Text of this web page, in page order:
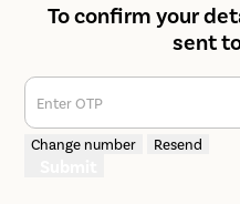
To confirm your
sent
Enter OTP
Change number Resend